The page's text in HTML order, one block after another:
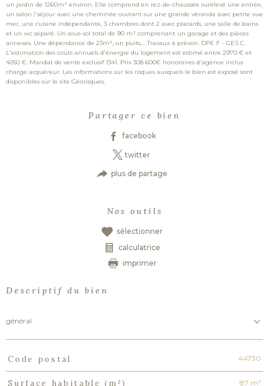
un jardin de 1260m² environ. Elle comprend en rez-de-chaussée surélevé une entrée,
un salon / séjour avec une cheminée ouvrant sur une grande véranda avec petite vue
mer, une cuisine indépendante, 3 chambres dont 2 avec placards, une salle de bains
et un wc séparé. Un sous-sol total de 90 m² comprenant un garage et des pièces
annexes. Une dépendance de 23m², un puits,... Travaux à prévoir. DPE F - GES C.
L'estimation des coûts annuels d'énergie du logement est estimé entre 2970 € et
4050 €. Mandat de vente exclusif 1341. Prix 308 600€ honoraires d'agence inclus
charge acquéreur. Les informations sur les risques auxquels le bien est exposé sont
disponibles sur le site Géorisques.
Partager ce bien
facebook
twitter
plus de partage
Nos outils
sélectionner
calculatrice
imprimer
Descriptif du bien
général
TRAD_PAMPERO_Caracteristique
Code postal 44730
Surface habitable (m²) 87 m²